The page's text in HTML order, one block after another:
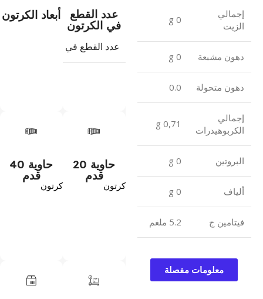
إجمالي
الزيت
0 g
دهون مشبعة 0 g
دهون متحولة 0.0
إجمالي
الكربوهيدرات
0,71 g
البروتين 0 g
ألياف 0 g
فيتامين ج 5.2 ملغم
معلومات مفصلة
عدد القطع
في الكرتون
عدد القطع في الكرتون
أبعاد الكرتون
حاوية 20
قدم
كرتون
حاوية 40
قدم
كرتون